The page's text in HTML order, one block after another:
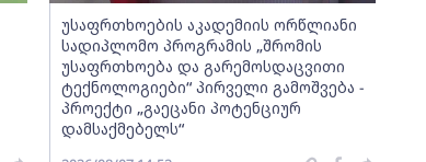
უსაფრთხოების აკადემიის ორწლიანი
სადიპლომო პროგრამის „შრომის
უსაფრთხოება და გარემოსდაცვითი
ტექნოლოგიები“ პირველი გამოშვება -
პროექტი „გაეცანი პოტენციურ
დამსაქმებელს“